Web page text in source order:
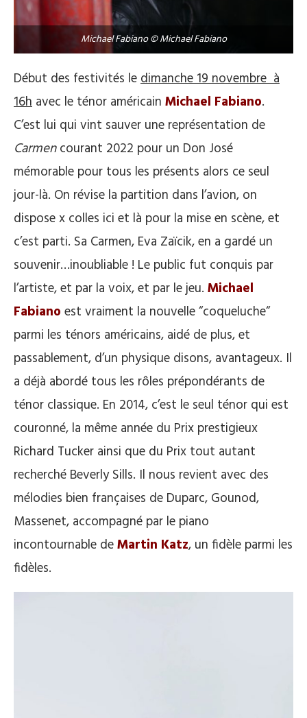
Michael Fabiano © Michael Fabiano
Début des festivités ledimanche 19 novembre à
16h avec le ténor américain Michael Fabiano.
C’est lui qui vint sauver une représentation de
Carmencourant 2022 pour un Don José
mémorable pour tous les présents alors ce seul
jour-là. On révise la partition dans l’avion, on
dispose x colles ici et là pour la mise en scène, et
c’est parti. Sa Carmen, Eva Zaïcik, en a gardé un
souvenir…inoubliable ! Le public fut conquis par
l’artiste, et par la voix, et par le jeu. Michael
Fabiano est vraiment la nouvelle “coqueluche“
parmi les ténors américains, aidé de plus, et
passablement, d’un physique disons, avantageux. Il
a déjà abordé tous les rôles prépondérants de
ténor classique. En 2014, c’est le seul ténor qui est
couronné, la même année du Prix prestigieux
Richard Tucker ainsi que du Prix tout autant
recherché Beverly Sills. Il nous revient avec des
mélodies bien françaises de Duparc, Gounod,
Massenet, accompagné par le piano
incontournable deMartin Katz, un fidèle parmi les
fidèles.